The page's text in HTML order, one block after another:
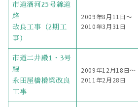
市道酒河25号線道
路
改良工事（2期工
事）
2009年8月11日〜
2010年3月31日
市道二井殿1・3号
線
永田屋橋橋梁改良
工事
2009年12月18日〜
2011年2月28日